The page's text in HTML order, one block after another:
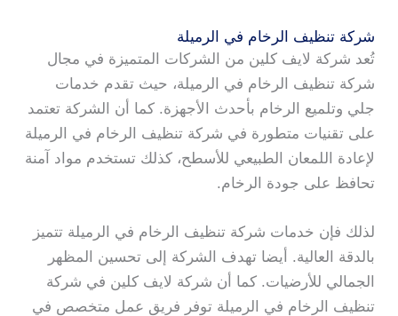
شركة تنظيف الرخام في الرميلة
تُعد شركة لايف كلين من الشركات المتميزة في مجال
شركة تنظيف الرخام في الرميلة، حيث تقدم خدمات
جلي وتلميع الرخام بأحدث الأجهزة. كما أن الشركة تعتمد
على تقنيات متطورة في شركة تنظيف الرخام في الرميلة
لإعادة اللمعان الطبيعي للأسطح، كذلك تستخدم مواد آمنة
تحافظ على جودة الرخام.
لذلك فإن خدمات شركة تنظيف الرخام في الرميلة تتميز
بالدقة العالية. أيضا تهدف الشركة إلى تحسين المظهر
الجمالي للأرضيات. كما أن شركة لايف كلين في شركة
تنظيف الرخام في الرميلة توفر فريق عمل متخصص في